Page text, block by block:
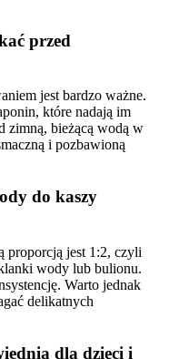
przed
jest bardzo ważne.
które nadają im
zimną, bieżącą wodą w
i pozbawioną
do kaszy
proporcją jest 1:2, czyli
wody lub bulionu.
Warto jednak
delikatnych
dla dzieci i